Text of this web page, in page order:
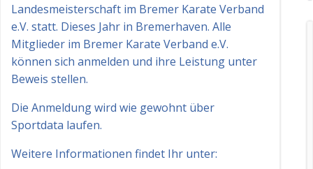
Landesmeisterschaft im Bremer Karate Verband
e.V. statt. Dieses Jahr in Bremerhaven. Alle
Mitglieder im Bremer Karate Verband e.V.
können sich anmelden und ihre Leistung unter
Beweis stellen.
Die Anmeldung wird wie gewohnt über
Sportdata laufen.
Weitere Informationen findet Ihr unter: